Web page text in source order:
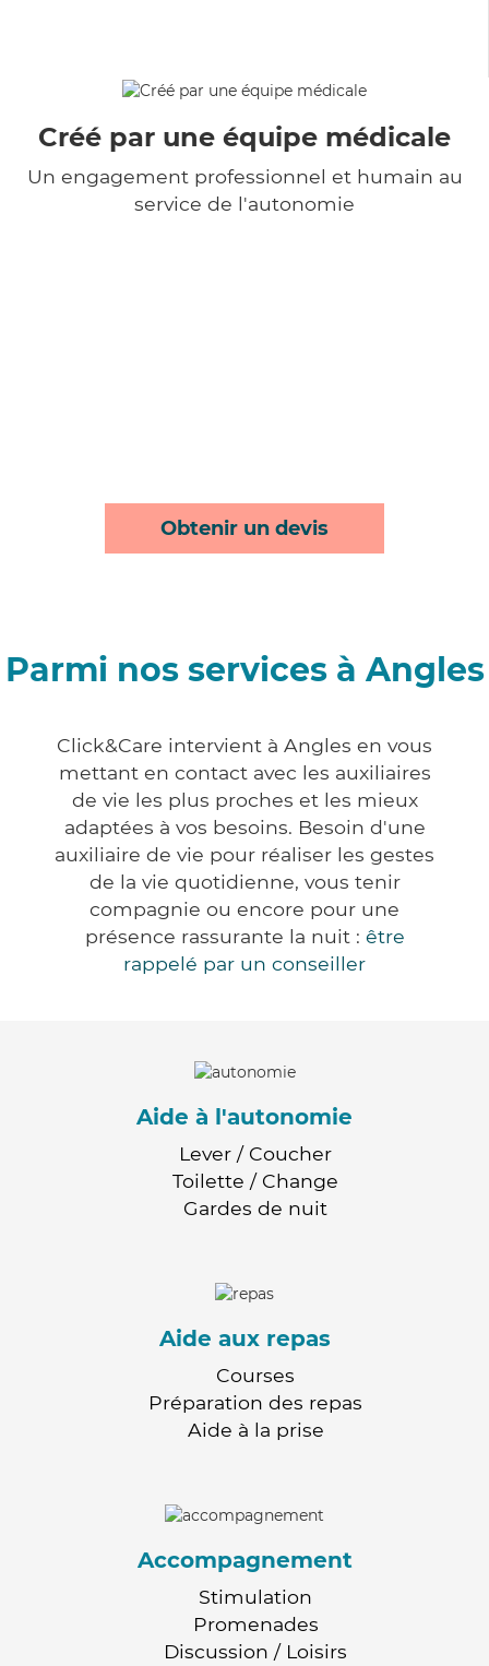
Créé par une équipe médicale
Un engagement professionnel et humain au
service de l'autonomie
Obtenir un devis
Parmi nos services à Angles
Click&Care intervient à Angles en vous
mettant en contact avec les auxiliaires
de vie les plus proches et les mieux
adaptées à vos besoins. Besoin d'une
auxiliaire de vie pour réaliser les gestes
de la vie quotidienne, vous tenir
compagnie ou encore pour une
présence rassurante la nuit : être
rappelé par un conseiller
Aide à l'autonomie
Lever / Coucher
Toilette / Change
Gardes de nuit
Aide aux repas
Courses
Préparation des repas
Aide à la prise
Accompagnement
Stimulation
Promenades
Discussion / Loisirs